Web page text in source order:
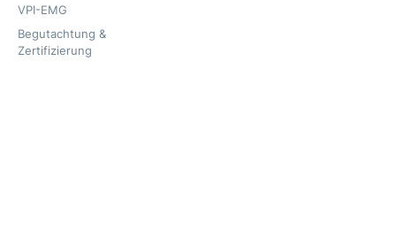
VPI-EMG
Begutachtung &
Zertifizierung